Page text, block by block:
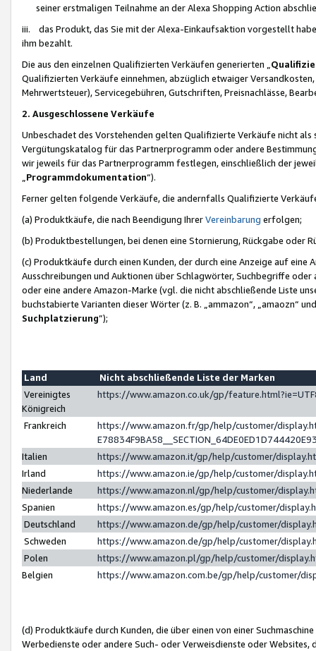
seiner erstmaligen Teilnahme an der Alexa Shopping Action
iii. das Produkt, das Sie mit der Alexa-Einkaufsaktion vorgestellt
ihm bezahlt.
Die aus den einzelnen Qualifizierten Verkäufen generierten „
Qualifizierten Verkäufe einnehmen, abzüglich etwaiger
Mehrwertsteuer), Servicegebühren, Gutschriften, Preisnachlässe,
2. Ausgeschlossene Verkäufe
Unbeschadet des Vorstehenden gelten Qualifizierte Verkäufe nicht
Vergütungskatalog für das Partnerprogramm oder andere
wir jeweils für das Partnerprogramm festlegen, einschließlich der
Programmdokumentation“).
Ferner gelten folgende Verkäufe, die andernfalls Qualifizierte
(a) Produktkäufe, die nach Beendigung IhrerVereinbarung erfolgen;
(b) Produktbestellungen, bei denen eine Stornierung, Rückgabe oder
(c) Produktkäufe durch einen Kunden, der durch eine Anzeige auf
Ausschreibungen und Auktionen über Schlagwörter, Suchbegriffe
oder eine andere Amazon-Marke (vgl. die nicht abschließende Liste
buchstabierte Varianten dieser Wörter (z. B. „ammazon“, „amaozn“
Suchplatzierung”);
Land
Nicht abschließende Liste der Marken
Vereinigtes
Königreich
https://www.amazon.co.uk/gp/
Frankreich
https://www.amazon.fr/gp/help/customer/
Italien
https://www.amazon.it/gp/help/customer/
Irland
https://www.amazon.ie/gp/help/customer/
Niederlande
https://www.amazon.nl/gp/help/customer/
Spanien
https://www.amazon.es/gp/help/customer/
Deutschland
https://www.amazon.de/gp/help/customer/
Schweden
https://www.amazon.de/gp/help/customer/
Polen
https://www.amazon.pl/gp/help/customer/
Belgien
https://www.amazon.com.be/gp/help/customer/
(d) Produktkäufe durch Kunden, die über einen von einer
Werbedienste oder andere Such- oder Verweisdienste oder Websites,